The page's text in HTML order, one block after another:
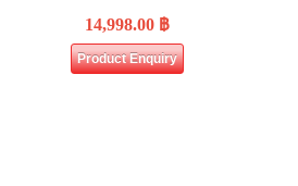
14,998.00 ฿
Product Enquiry